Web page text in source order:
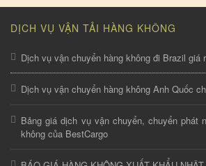
DỊCH VỤ VẬN TẢI HÀNG KHÔNG
Dịch vụ vận chuyển hàng không đi Brazil giá
Dịch vụ vận chuyển hàng không Anh Quốc
Bảng giá dịch vụ vận chuyển, chuyển phát
không của BestCargo